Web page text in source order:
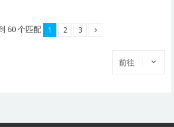
60 个匹配 1 2 3
前往